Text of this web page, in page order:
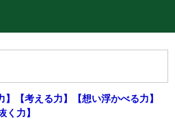
】【考える力】【想い浮かべる力】
く力】